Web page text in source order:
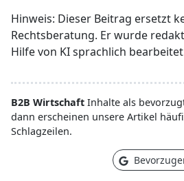
Hinweis: Dieser Beitrag ersetzt
Rechtsberatung. Er wurde
Hilfe von KI sprachlich
B2B Wirtschaft Inhalte als
dann erscheinen unsere Artikel
Schlagzeilen.